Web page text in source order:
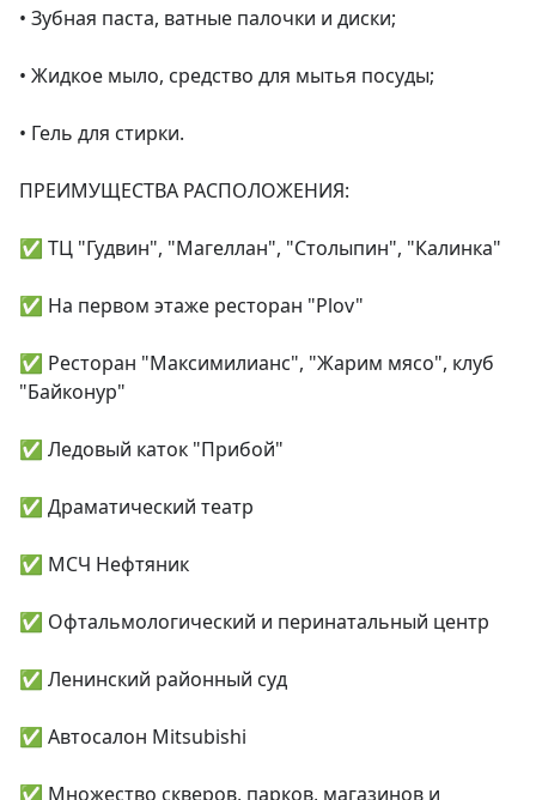
• Зубная паста, ватные палочки и диски;
• Жидкое мыло, средство для мытья посуды;
• Гель для стирки.
ПРЕИМУЩЕСТВА РАСПОЛОЖЕНИЯ:
✅ ТЦ "Гудвин", "Магеллан", "Столыпин", "Калинка"
✅ На первом этаже ресторан "Plov"
✅ Ресторан "Максимилианс", "Жарим мясо", клуб
"Байконур"
✅ Ледовый каток "Прибой"
✅ Драматический театр
✅ МСЧ Нефтяник
✅ Офтальмологический и перинатальный центр
✅ Ленинский районный суд
✅ Автосалон Mitsubishi
✅ Множество скверов, парков, магазинов и